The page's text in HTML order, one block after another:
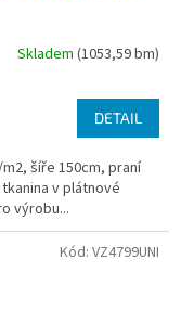
Skladem (1053,59 bm)
DETAIL
šíře 150cm, praní
tkanina v plátnové
výrobu...
Kód: VZ4799UNI